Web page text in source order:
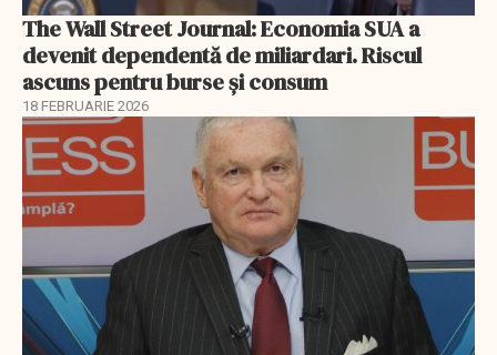
The Wall Street Journal: Economia SUA a
devenit dependentă de miliardari. Riscul
ascuns pentru burse și consum
18 FEBRUARIE 2026
EXCLUSIV